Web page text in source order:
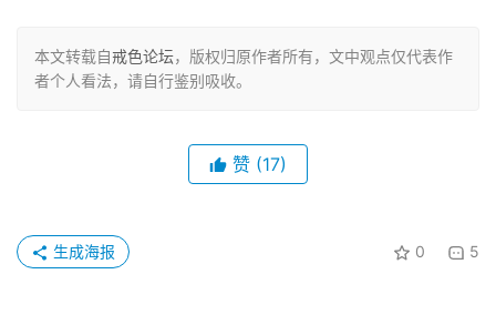
本文转载自戒色论坛，版权归原作者所有，文中观点仅代表作
者个人看法，请自行鉴别吸收。
赞 (17)
0 5
生成海报